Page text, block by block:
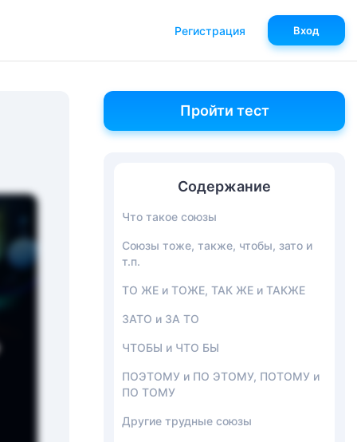
Пройти тест
Содержание
Что такое союзы
Союзы тоже, также, чтобы, зато и
т.п.
ТО ЖЕ и ТОЖЕ, ТАК ЖЕ и ТАКЖЕ
ЗАТО и ЗА ТО
ЧТОБЫ и ЧТО БЫ
ПОЭТОМУ и ПО ЭТОМУ, ПОТОМУ и
ПО ТОМУ
Другие трудные союзы
Регистрация Вход